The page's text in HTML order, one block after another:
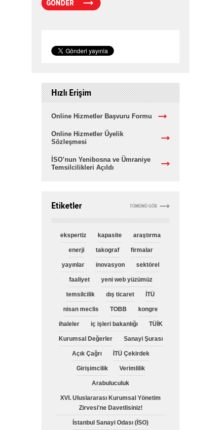
Hızlı Erişim
Online Hizmetler Başvuru Formu
Online Hizmetler Üyelik
Sözleşmesi
İSO’nun Yenibosna ve Ümraniye
Temsilcilikleri Açıldı
TÜMÜNÜ GÖR
Etiketler
ekspertiz kapasite araştırma
enerji takograf firmalar
yayınlar inovasyon sektörel
faaliyet yeni web yüzümüz
temsilcilik dış ticaret İTÜ
nisan meclis TOBB kongre
ihaleler iç işleri bakanlığı TÜİK
Kurumsal Değerler Sanayi Şurası
Açık Çağrı İTÜ Çekirdek
Girişimcilik Verimlilik
Arabuluculuk
XVI. Uluslararası Kurumsal Yönetim
Zirvesi'ne Davetlisiniz!
İstanbul Sanayi Odası (İSO)